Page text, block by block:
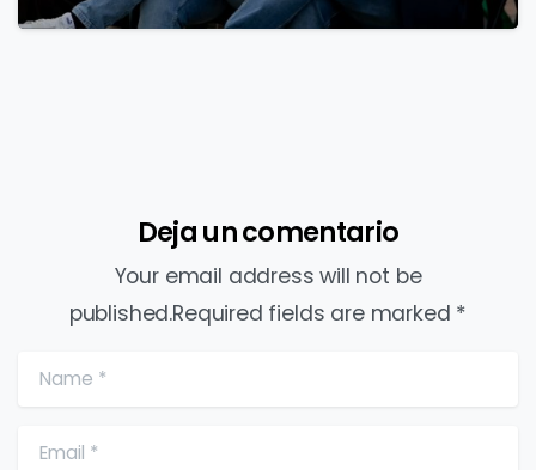
Deja un comentario
Your email address will not be
published.Required fields are marked *
Name*
Email*